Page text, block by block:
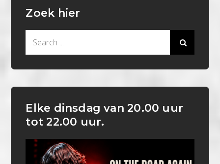
Zoek hier
Elke dinsdag van 20.00 uur
tot 22.00 uur.